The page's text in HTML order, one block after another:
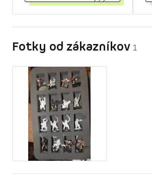
Fotky od zákazníkov 1